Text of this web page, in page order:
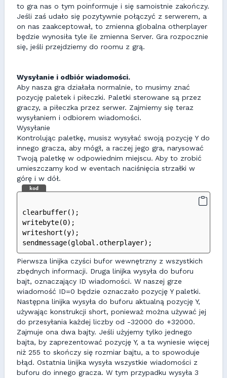
to gra nas o tym poinformuje i się samoistnie zakończy.
Jeśli zaś udało się pozytywnie połączyć z serwerem, a
on nas zaakceptował, to zmienna globalna otherplayer
będzie wynosiła tyle ile zmienna Server. Gra rozpocznie
się, jeśli przejdziemy do roomu z grą.
Wysyłanie i odbiór wiadomości.
Aby nasza gra działała normalnie, to musimy znać
pozycję paletek i piłeczki. Paletki sterowane są przez
graczy, a piłeczka przez serwer. Zajmiemy się teraz
wysyłaniem i odbiorem wiadomości.
Wysyłanie
Kontrolując paletkę, musisz wysyłać swoją pozycję Y do
innego gracza, aby mógł, a raczej jego gra, narysować
Twoją paletkę w odpowiednim miejscu. Aby to zrobić
umieszczamy kod w eventach naciśnięcia strzałki w
górę i w dół.
kod
clearbuffer();
writebyte(0);
writeshort(y);
sendmessage(global.otherplayer);
Pierwsza linijka czyści bufor wewnętrzny z wszystkich
zbędnych informacji. Druga linijka wysyła do buforu
bajt, oznaczający ID wiadomości. W naszej grze
wiadomość ID=0 będzie oznaczało pozycję Y paletki.
Następna linijka wysyła do buforu aktualną pozycję Y,
używając konstrukcji short, ponieważ można używać jej
do przesyłania każdej liczby od -32000 do +32000.
Zajmuje ona dwa bajty. Jeśli użyjemy tylko jednego
bajta, by zaprezentować pozycję Y, a ta wyniesie więcej
niż 255 to skończy się rozmiar bajtu, a to spowoduje
błąd. Ostatnia linijka wysyła wszystkie wiadomości z
buforu do innego gracza. W tym przypadku wysyła 3